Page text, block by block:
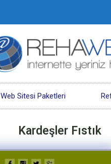
Web Sitesi Paketleri
Kardeşler Fıstık